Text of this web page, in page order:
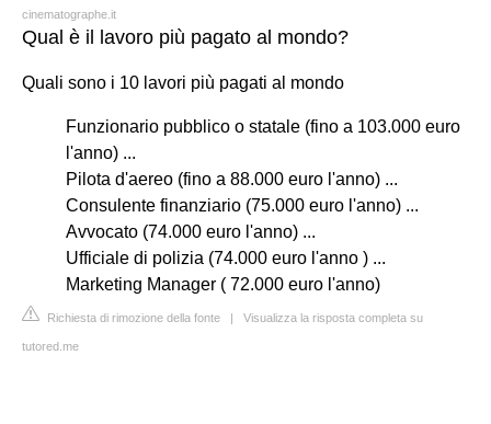
cinematographe.it
Qual è il lavoro più pagato al mondo?
Quali sono i 10 lavori più pagati al mondo
Funzionario pubblico o statale (fino a 103.000 euro
l'anno) ...
Pilota d'aereo (fino a 88.000 euro l'anno) ...
Consulente finanziario (75.000 euro l'anno) ...
Avvocato (74.000 euro l'anno) ...
Ufficiale di polizia (74.000 euro l'anno ) ...
Marketing Manager ( 72.000 euro l'anno)
Richiesta di rimozione della fonte | Visualizza la risposta completa su
tutored.me